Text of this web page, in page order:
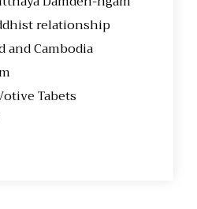
relationship
and Cambodia
Votive Tabets